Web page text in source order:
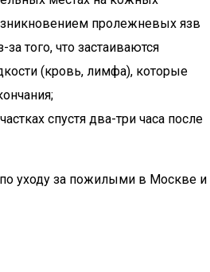
пролежневых язв
за того, что застаиваются
(кровь, лимфа), которые
спустя два-три часа после
уходу за пожилыми в Москве и